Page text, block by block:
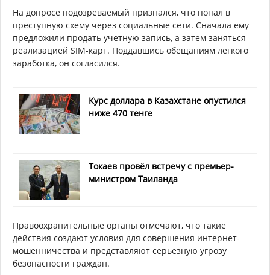
На допросе подозреваемый признался, что попал в
преступную схему через социальные сети. Сначала ему
предложили продать учетную запись, а затем заняться
реализацией SIM-карт. Поддавшись обещаниям легкого
заработка, он согласился.
Курс доллара в Казахстане опустился
ниже 470 тенге
Токаев провёл встречу с премьер-
министром Таиланда
Правоохранительные органы отмечают, что такие
действия создают условия для совершения интернет-
мошенничества и представляют серьезную угрозу
безопасности граждан.